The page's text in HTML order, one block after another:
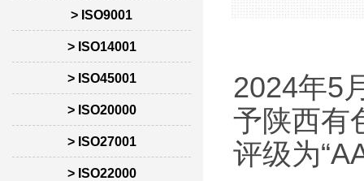
> ISO9001
> ISO14001
> ISO45001
> ISO20000
> ISO27001
> ISO22000
2024年5
予陕西有
评级为